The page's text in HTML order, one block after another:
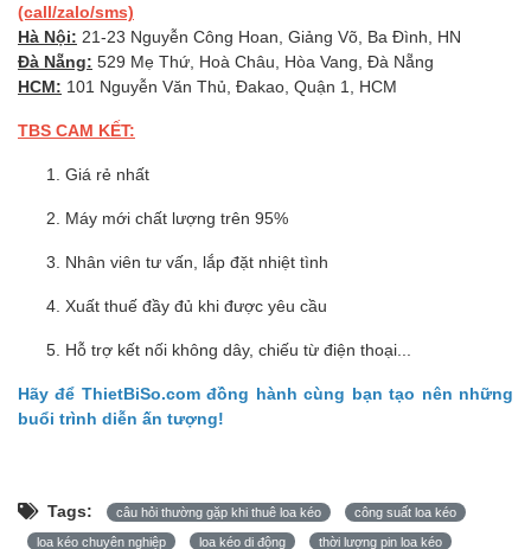
(call/zalo/sms)
Hà Nội: 21-23 Nguyễn Công Hoan, Giảng Võ, Ba Đình, HN
Đà Nẵng: 529 Mẹ Thứ, Hoà Châu, Hòa Vang, Đà Nẵng
HCM: 101 Nguyễn Văn Thủ, Đakao, Quận 1, HCM
TBS CAM KẾT:
Giá rẻ nhất
Máy mới chất lượng trên 95%
Nhân viên tư vấn, lắp đặt nhiệt tình
Xuất thuế đầy đủ khi được yêu cầu
Hỗ trợ kết nối không dây, chiếu từ điện thoại...
Hãy để ThietBiSo.com đồng hành cùng bạn tạo nên những
buổi trình diễn ấn tượng!
Tags: câu hỏi thường gặp khi thuê loa kéo công suất loa kéo
loa kéo chuyên nghiệp loa kéo di động thời lượng pin loa kéo